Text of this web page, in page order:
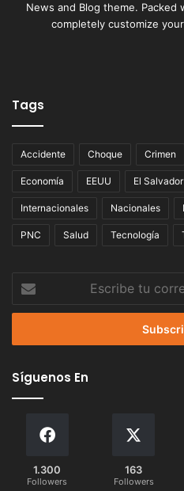
News and Blog theme.
completely customize
Tags
Accidente Choque Crimen
Economía EEUU El Salvador
Internacionales Nacionales
PNC Salud Tecnología
correo
Síguenos En
1.300
Followers
163
Followers